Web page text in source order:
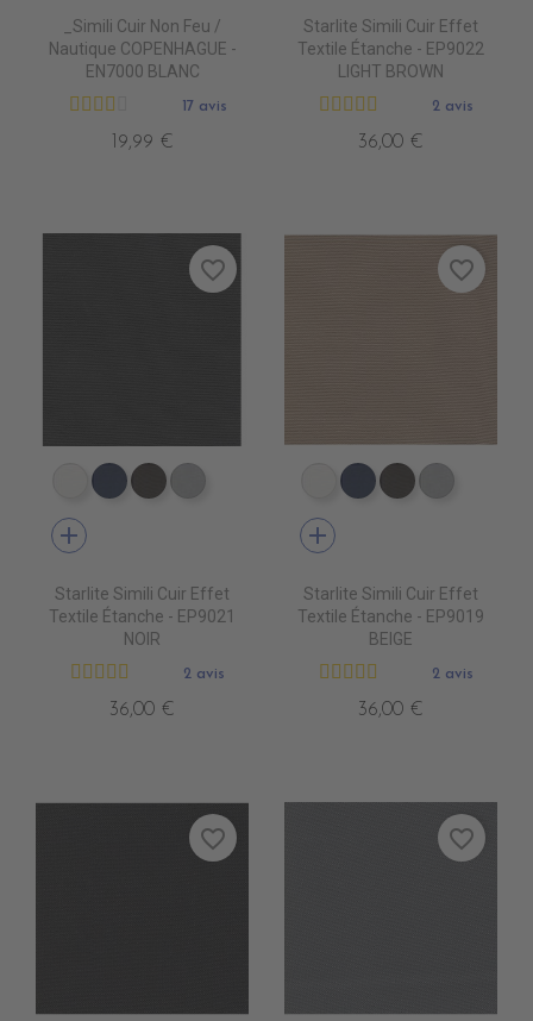
_Simili Cuir Non Feu /
Nautique COPENHAGUE -
EN7000 BLANC
17 avis
19,99 €
Starlite Simili Cuir Effet
Textile Étanche - EP9022
LIGHT BROWN
2 avis
36,00 €
EP9000 BLANC
EP9010 NAVY BLUE
EP9013 CHOCOLAT
add
Starlite Simili Cuir Effet
Textile Étanche - EP9021
NOIR
2 avis
36,00 €
favorite_border
EP9000 BLANC
EP9010 NAVY
EP9013
add
Starlite Simili Cuir Effet
Textile Étanche - EP9019
BEIGE
2 avis
36,00 €
favorite_border
favorite_border favorite_border